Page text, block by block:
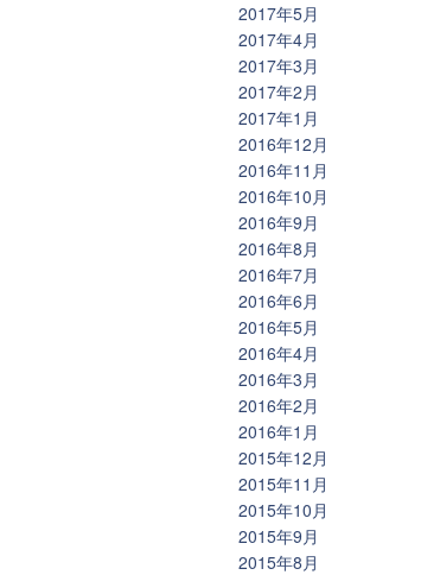
2017年5月
2017年4月
2017年3月
2017年2月
2017年1月
2016年12月
2016年11月
2016年10月
2016年9月
2016年8月
2016年7月
2016年6月
2016年5月
2016年4月
2016年3月
2016年2月
2016年1月
2015年12月
2015年11月
2015年10月
2015年9月
2015年8月